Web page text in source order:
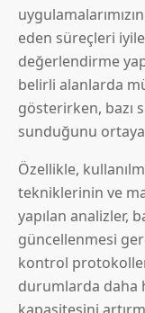
eden süreçleri
değerlendirme
belirli alanlarda
gösterirken, bazı
sunduğunu
Özellikle,
tekniklerinin ve
yapılan analizler,
güncellenmesi
kontrol
durumlarda daha
kapasitesini